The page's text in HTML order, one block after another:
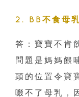
2. BB不食母
答：寶寶不肯
問題是媽媽餵
頭的位置令寶
啜不了母乳，